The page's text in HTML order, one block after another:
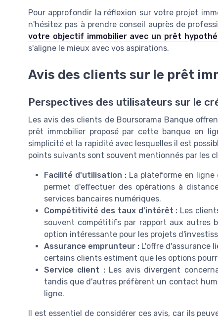
Pour approfondir la réflexion sur votre projet
n'hésitez pas à prendre conseil auprès de
votre objectif immobilier avec un prêt
s'aligne le mieux avec vos aspirations.
Avis des clients sur le prêt
Perspectives des utilisateurs sur le
Les avis des clients de Boursorama Banque
prêt immobilier proposé par cette banque en
simplicité et la rapidité avec lesquelles il est
points suivants sont souvent mentionnés par les
Facilité d'utilisation : La plateforme en
permet d'effectuer des opérations à
services bancaires numériques.
Compétitivité des taux d'intérêt : Les
souvent compétitifs par rapport aux autres
option intéressante pour les projets
Assurance emprunteur : L'offre d'assurance
certains clients estiment que les options
Service client :Les avis divergent
tandis que d'autres préfèrent un contact
ligne.
Il est essentiel de considérer ces avis, car ils